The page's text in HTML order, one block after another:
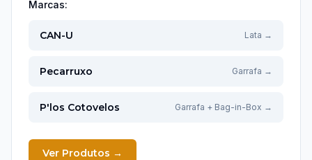
Marcas:
CAN-U Lata →
Pecarruxo Garrafa →
P'los Cotovelos Garrafa + Bag-in-Box →
Ver Produtos →